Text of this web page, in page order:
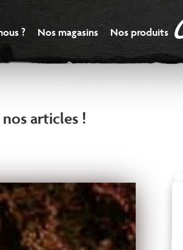
? Nos magasins Nos produits
articles !